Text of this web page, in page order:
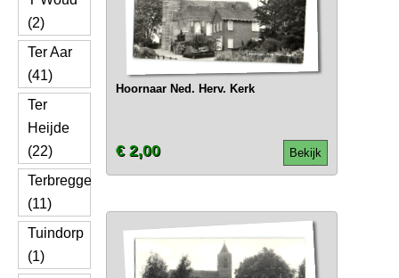
(2)
Ter Aar
(41)
Ter
Heijde
(22)
Terbregge
(11)
Tuindorp
(1)
Hoornaar Ned. Herv. Kerk
Bekijk
€ 2,00